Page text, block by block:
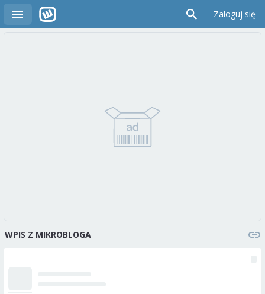
Zaloguj się
WPIS Z MIKROBLOGA